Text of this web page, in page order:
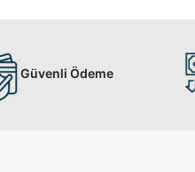
Güvenli Ödeme